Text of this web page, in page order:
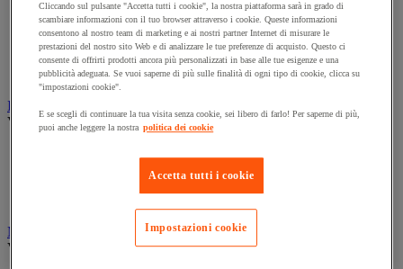
Lampada frontale
Lampada portatile
Lampadina
Proiettore da cantiere
Torcia
Ingrassaggio e lubrificazione
Vedi tutte le categorie
Attrezzi per lubrificazione
Marcatura
Vedi tutte le categorie
Cliccando sul pulsante "Accetta tutti i cookie", la nostra piattaforma sarà in grado di
scambiare informazioni con il tuo browser attraverso i cookie. Queste informazioni
consentono al nostro team di marketing e ai nostri partner Internet di misurare le
prestazioni del nostro sito Web e di analizzare le tue preferenze di acquisto. Questo ci
consente di offrirti prodotti ancora più personalizzati in base alle tue esigenze e una
pubblicità adeguata. Se vuoi saperne di più sulle finalità di ogni tipo di cookie, clicca su
"impostazioni cookie".
E se scegli di continuare la tua visita senza cookie, sei libero di farlo! Per saperne di più,
puoi anche leggere la nostra politica dei cookie
Accetta tutti i cookie
Impostazioni cookie